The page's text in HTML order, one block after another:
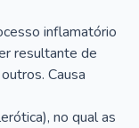
inflamatório
resultante de
Causa
no qual as